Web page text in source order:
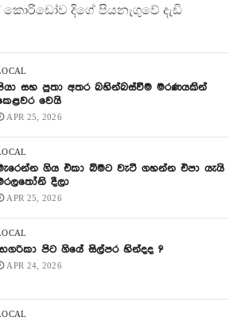
කොරිඩෝව දිගේ පියනැගුවේ දැඩි
සහ පුතා අතර බහින්බස්වීම මරණයකින්
වෙයි
APR 25, 2026
ගිය එකා බිමට වැටී ගහන්න එපා යැයි
දීලා
APR 25, 2026
පිට ගියේ සිල්පර හින්දද ?
APR 24, 2026